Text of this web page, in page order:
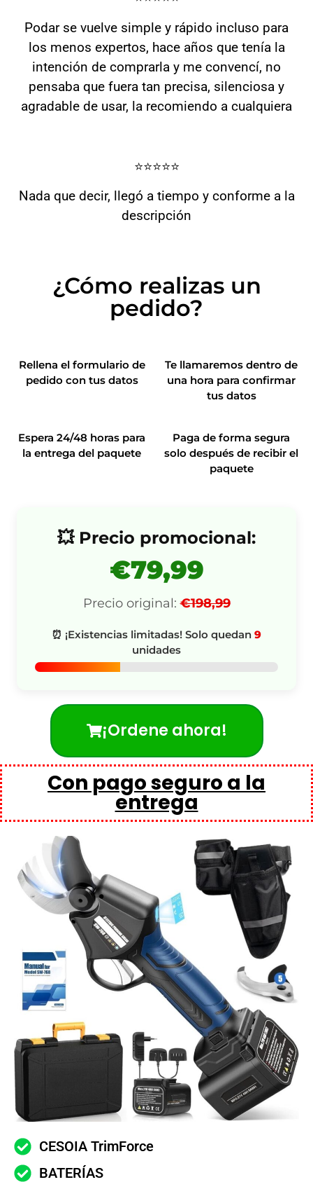
Podar se vuelve simple y rápido incluso para
los menos expertos, hace años que tenía la
intención de comprarla y me convencí, no
pensaba que fuera tan precisa, silenciosa y
agradable de usar, la recomiendo a cualquiera
⭐️⭐️⭐️⭐️⭐️
Nada que decir, llegó a tiempo y conforme a la
descripción
¿Cómo realizas un
pedido?
Rellena el formulario de
pedido con tus datos
Te llamaremos dentro de
una hora para confirmar
tus datos
Espera 24/48 horas para
la entrega del paquete
Paga de forma segura
solo después de recibir el
paquete
💥 Precio promocional:
€79,99
Precio original: €198,99
⏰ ¡Existencias limitadas! Solo quedan 9
unidades
¡Ordene ahora!
Con pago seguro a la
entrega
CESOIA TrimForce
BATERÍAS